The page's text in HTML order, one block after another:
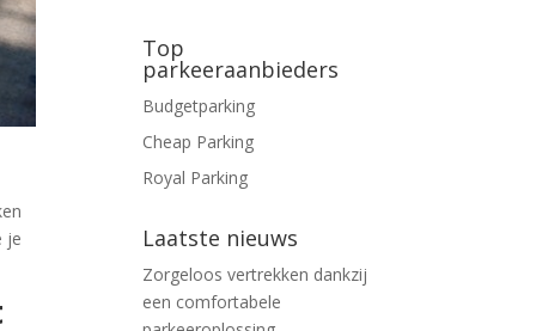
je
Top
parkeeraanbieders
Budgetparking
Cheap Parking
Royal Parking
Laatste nieuws
Zorgeloos vertrekken dankzij
een comfortabele